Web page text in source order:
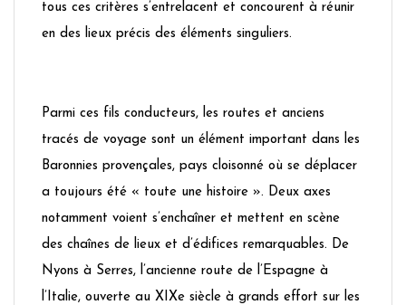
tous ces critères s’entrelacent et concourent à réunir
en des lieux précis des éléments singuliers.
Parmi ces fils conducteurs, les routes et anciens
tracés de voyage sont un élément important dans les
Baronnies provençales, pays cloisonné où se déplacer
a toujours été « toute une histoire ». Deux axes
notamment voient s’enchaîner et mettent en scène
des chaînes de lieux et d’édifices remarquables. De
Nyons à Serres, l’ancienne route de l’Espagne à
l’Italie, ouverte au XIXe siècle à grands effort sur les